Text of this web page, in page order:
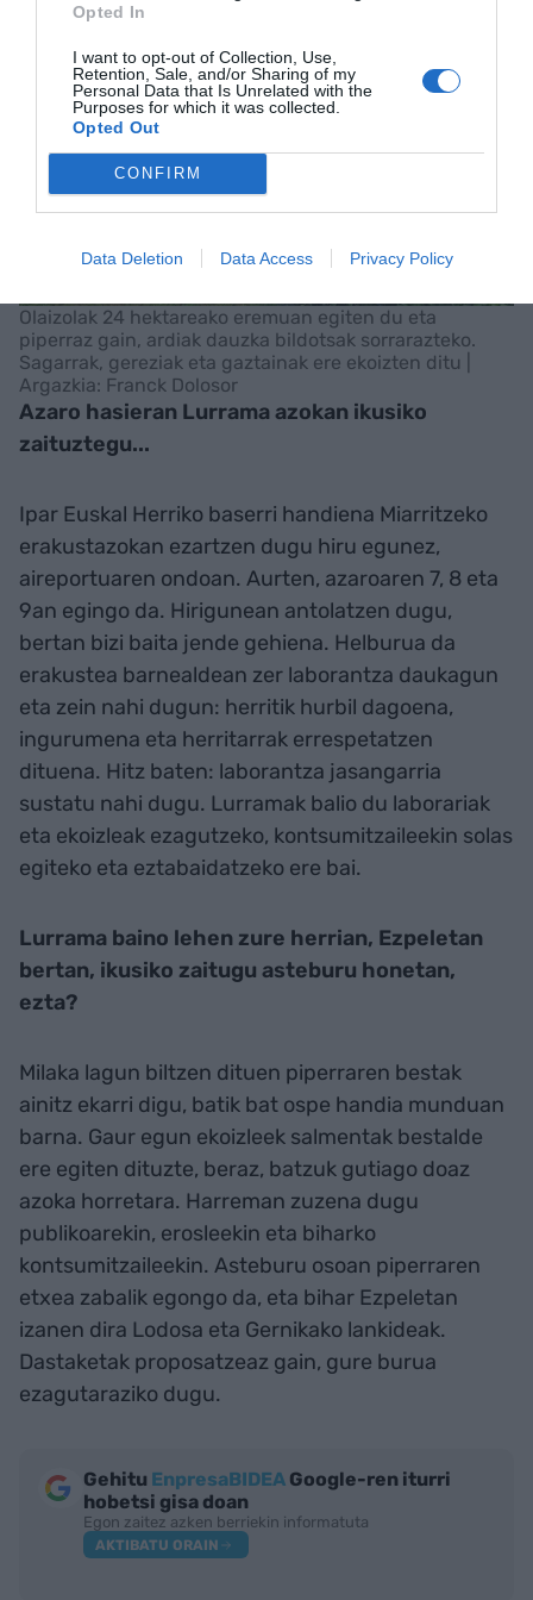
Opted In
I want to opt-out of Collection, Use,
Retention, Sale, and/or Sharing of my
Personal Data that Is Unrelated with the
Purposes for which it was collected.
Opted Out
CONFIRM
Data Deletion Data Access Privacy Policy
Olaizolak 24 hektareako eremuan egiten du eta
piperraz gain, ardiak dauzka bildotsak sorrarazteko.
Sagarrak, gereziak eta gaztainak ere ekoizten ditu |
Argazkia: Franck Dolosor
Azaro hasieran Lurrama azokan ikusiko
zaituztegu...
Ipar Euskal Herriko baserri handiena Miarritzeko
erakustazokan ezartzen dugu hiru egunez,
aireportuaren ondoan. Aurten, azaroaren 7, 8 eta
9an egingo da. Hirigunean antolatzen dugu,
bertan bizi baita jende gehiena. Helburua da
erakustea barnealdean zer laborantza daukagun
eta zein nahi dugun: herritik hurbil dagoena,
ingurumena eta herritarrak errespetatzen
dituena. Hitz baten: laborantza jasangarria
sustatu nahi dugu. Lurramak balio du laborariak
eta ekoizleak ezagutzeko, kontsumitzaileekin solas
egiteko eta eztabaidatzeko ere bai.
Lurrama baino lehen zure herrian, Ezpeletan
bertan, ikusiko zaitugu asteburu honetan,
ezta?
Milaka lagun biltzen dituen piperraren bestak
ainitz ekarri digu, batik bat ospe handia munduan
barna. Gaur egun ekoizleek salmentak bestalde
ere egiten dituzte, beraz, batzuk gutiago doaz
azoka horretara. Harreman zuzena dugu
publikoarekin, erosleekin eta biharko
kontsumitzaileekin. Asteburu osoan piperraren
etxea zabalik egongo da, eta bihar Ezpeletan
izanen dira Lodosa eta Gernikako lankideak.
Dastaketak proposatzeaz gain, gure burua
ezagutaraziko dugu.
Gehitu EnpresaBIDEA Google-ren iturri
hobetsi gisa doan
Egon zaitez azken berriekin informatuta
AKTIBATU ORAIN